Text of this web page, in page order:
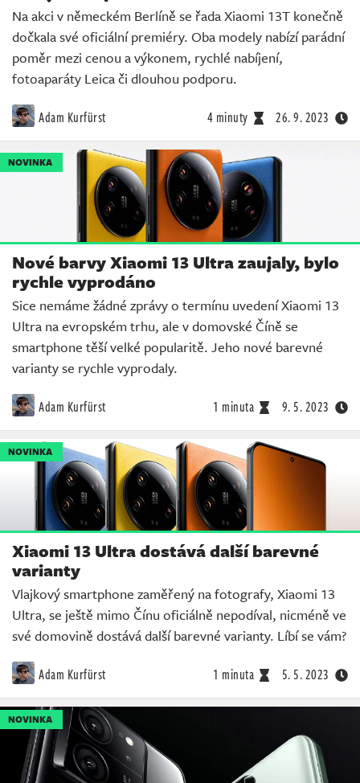
Na akci v německém Berlíně se řada Xiaomi 13T konečně
dočkala své oficiální premiéry. Oba modely nabízí parádní
poměr mezi cenou a výkonem, rychlé nabíjení,
fotoaparáty Leica či dlouhou podporu.
Adam Kurfürst 4 minuty 26. 9. 2023
NOVINKA
Nové barvy Xiaomi 13 Ultra zaujaly, bylo
rychle vyprodáno
Sice nemáme žádné zprávy o termínu uvedení Xiaomi 13
Ultra na evropském trhu, ale v domovské Číně se
smartphone těší velké popularitě. Jeho nové barevné
varianty se rychle vyprodaly.
Adam Kurfürst 1 minuta 9. 5. 2023
NOVINKA
Xiaomi 13 Ultra dostává další barevné
varianty
Vlajkový smartphone zaměřený na fotografy, Xiaomi 13
Ultra, se ještě mimo Čínu oficiálně nepodíval, nicméně ve
své domovině dostává další barevné varianty. Líbí se vám?
Adam Kurfürst 1 minuta 5. 5. 2023
NOVINKA